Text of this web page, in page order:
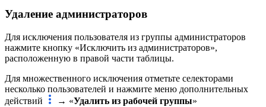
Удаление администраторов
Для исключения пользователя из группы администраторов
нажмите кнопку «Исключить из администраторов»,
расположенную в правой части таблицы.
Для множественного исключения отметьте селекторами
несколько пользователей и нажмите меню дополнительных
действий
→ «Удалить из рабочей группы»